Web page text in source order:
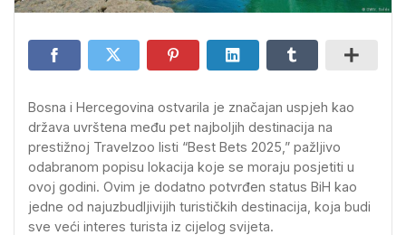
Bosna i Hercegovina ostvarila je značajan uspjeh kao
država uvrštena među pet najboljih destinacija na
prestižnoj Travelzoo listi “Best Bets 2025,” pažljivo
odabranom popisu lokacija koje se moraju posjetiti u
ovoj godini. Ovim je dodatno potvrđen status BiH kao
jedne od najuzbudljivijih turističkih destinacija, koja budi
sve veći interes turista iz cijelog svijeta.